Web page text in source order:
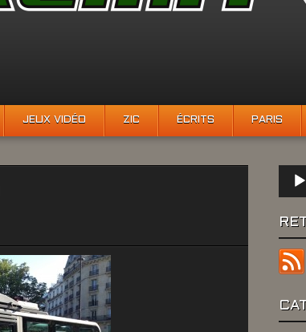
JEUX VIDÉO ZIC ÉCRITS PARIS
audio